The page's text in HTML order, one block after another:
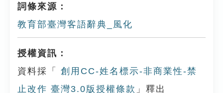
詞條來源：
教育部臺灣客語辭典_風化
授權資訊：
資料採「
創用CC-姓名標示-非商業性-禁
止改作 臺灣3.0版授權條款 」釋出